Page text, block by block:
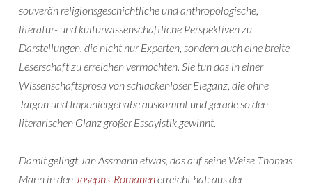
souverän religionsgeschichtliche und anthropologische,
literatur- und kulturwissenschaftliche Perspektiven zu
Darstellungen, die nicht nur Experten, sondern auch eine breite
Leserschaft zu erreichen vermochten. Sie tun das in einer
Wissenschaftsprosa von schlackenloser Eleganz, die ohne
Jargon und Imponiergehabe auskommt und gerade so den
literarischen Glanz großer Essayistik gewinnt.
Damit gelingt Jan Assmann etwas, das auf seine Weise Thomas
Mann in den Josephs-Romanenerreicht hat: aus der